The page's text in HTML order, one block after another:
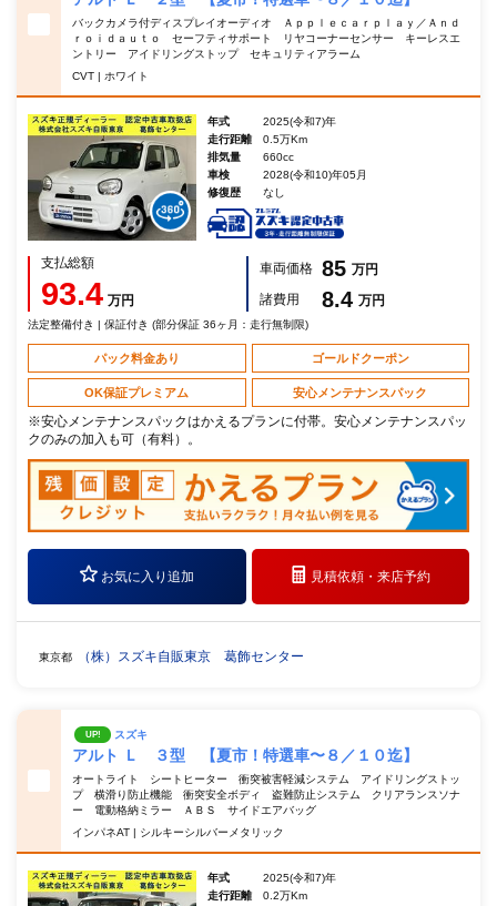
バックカメラ付ディスプレイオーディオ Ａｐｐｌｅｃａｒｐｌａｙ／Ａｎｄ
ｒｏｉｄａｕｔｏ セーフティサポート リヤコーナーセンサー キーレスエ
ントリー アイドリングストップ セキュリティアラーム
CVT | ホワイト
年式
2025(令和7)年
走行距離
0.5万Km
排気量
660cc
車検
2028(令和10)年05月
修復歴
なし
支払総額
93.4 万円
車両価格 85 万円
諸費用
8.4 万円
法定整備付き | 保証付き (部分保証 36ヶ月：走行無制限)
パック料金あり ゴールドクーポン
OK保証プレミアム 安心メンテナンスパック
※安心メンテナンスパックはかえるプランに付帯。安心メンテナンスパッ
クのみの加入も可（有料）。
お気に入り追加 見積依頼・来店予約
東京都 （株）スズキ自販東京 葛飾センター
UP! スズキ
アルト Ｌ ３型 【夏市！特選車〜８／１０迄】
オートライト シートヒーター 衝突被害軽減システム アイドリングストッ
プ 横滑り防止機能 衝突安全ボディ 盗難防止システム クリアランスソナ
ー 電動格納ミラー ＡＢＳ サイドエアバッグ
インパネAT | シルキーシルバーメタリック
年式
2025(令和7)年
走行距離
0.2万Km